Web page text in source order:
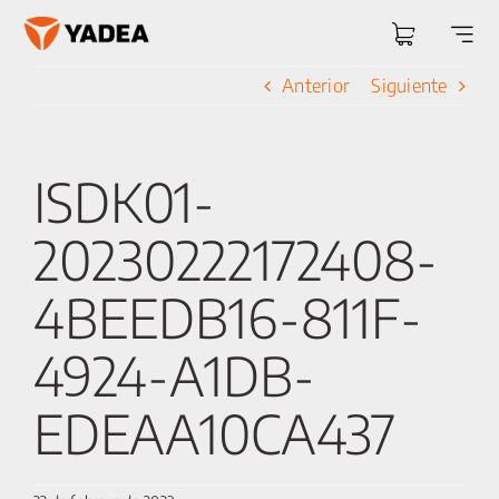
Saltar
Anterior Siguiente
ISDK01-
20230222172408-
4BEEDB16-811F-
4924-A1DB-
EDEAA10CA437